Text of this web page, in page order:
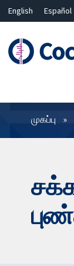
English Español
முகப்பு